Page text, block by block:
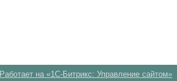
Работает на «1С-Битрикс: Управление сайтом»